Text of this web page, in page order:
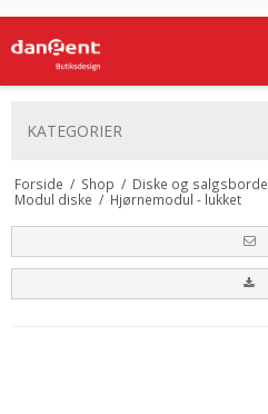
KATEGORIER
Forside / Shop / Diske og salgsborde
Modul diske / Hjørnemodul - lukket